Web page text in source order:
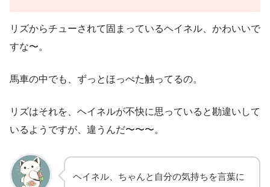
リズからチューされて固まっているヘイネル、かわいいで
すな〜。
馬車の中でも、ずっとほっぺた触ってるの。
リズはそれを、ヘイネルが不快に思っていると勘違いして
いるようですが、違うんだ〜〜〜。
ヘイネル、ちゃんと自分の気持ちを言葉に